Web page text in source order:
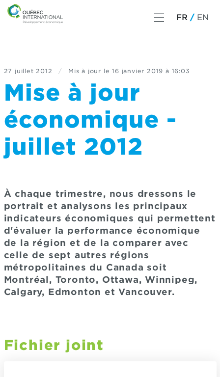
FR EN
27 juillet 2012 / Mis à jour le 16 janvier 2019 à 16:03
Mise à jour
économique -
juillet 2012
À chaque trimestre, nous dressons le
portrait et analysons les principaux
indicateurs économiques qui permettent
d'évaluer la performance économique
de la région et de la comparer avec
celle de sept autres régions
métropolitaines du Canada soit
Montréal, Toronto, Ottawa, Winnipeg,
Calgary, Edmonton et Vancouver.
Fichier joint